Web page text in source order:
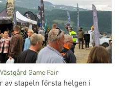
Game Fair
av stapeln första helgen i